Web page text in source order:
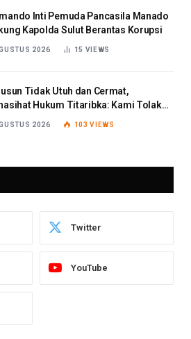
Inti Pemuda Pancasila Manado
Kapolda Sulut Berantas Korupsi
2026 15 VIEWS
Tidak Utuh dan Cermat,
Hukum Titaribka: Kami Tolak
2026 103VIEWS
Twitter
YouTube